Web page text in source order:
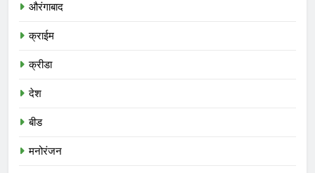
औरंगाबाद
क्राईम
क्रीडा
देश
बीड
मनोरंजन